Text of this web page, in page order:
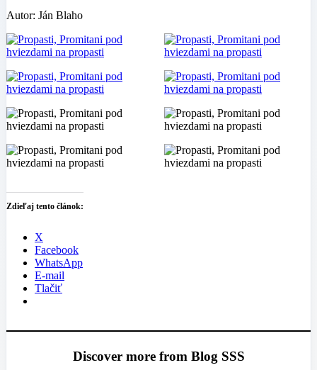
Autor: Ján Blaho
Zdieľaj tento článok:
X
Facebook
WhatsApp
E-mail
Tlačiť
Discover more from Blog SSS